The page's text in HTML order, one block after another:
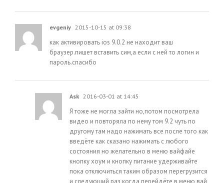
evgeniy 2015-10-15 at 09:38
как активировать ios 9.0.2 не находит ваш
браузер.пишет вставить сим,а если с ней то логин и
пароль.спасибо
Ask 2016-03-01 at 14:45
Я тоже не могла зайти но,потом посмотрела
видео и повторяла по нему том 9.2 чуть по
другому там надо нажимать все после того как
введёте как сказано нажимать с любого
состояния но желательно в меню вайфайе
кнопку хоум и кнопку питание удерживайте
пока отключиться таким образом перегрузится
и следующий раз когда перейдёте в меню вай